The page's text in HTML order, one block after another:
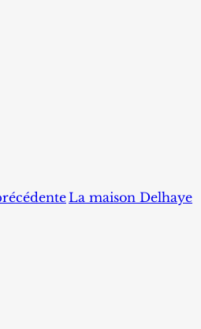
La maison Delhaye